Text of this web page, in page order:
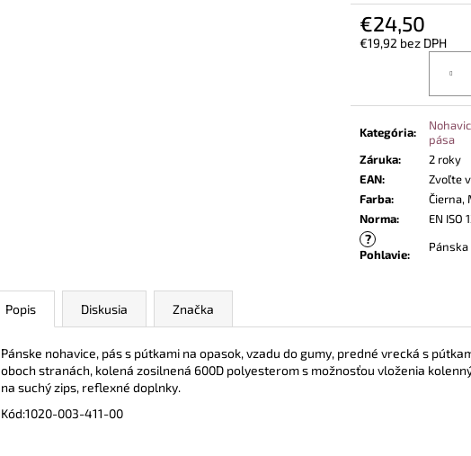
€24,50
€19,92 bez DPH
Kategória:
pása
Záruka:
2 roky
EAN:
Zvoľte
Farba:
Čierna,
Norma: EN ISO
?
Pohlavie:
Pánska
Popis Diskusia Značka
Pánske nohavice, pás s pútkami na opasok, vzadu do gumy, predné vrecká s
oboch stranách, kolená zosilnená 600D polyesterom s možnosťou vloženia
na suchý zips, reflexné doplnky.
Kód:1020-003-411-00